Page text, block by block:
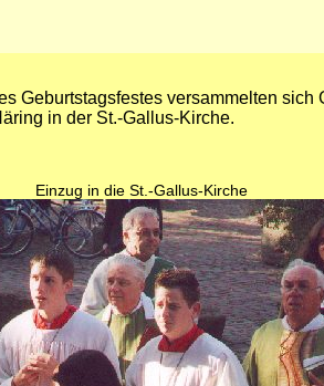
Geburtstagsfestes versammelten
in der St.-Gallus-Kirche.
Einzug in die St.-Gallus-Kirche